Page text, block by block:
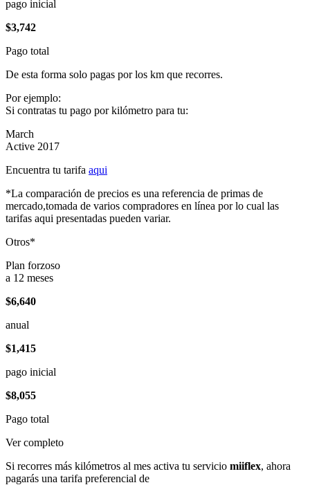
pago inicial
$3,742
Pago total
De esta forma solo pagas por los km que recorres.
Por ejemplo:
Si contratas tu pago por kilómetro para tu:
March
Active 2017
Encuentra tu tarifa aqui
*La comparación de precios es una referencia de primas de
mercado,tomada de varios compradores en línea por lo cual las
tarifas aqui presentadas pueden variar.
Otros*
Plan forzoso
a 12 meses
$6,640
anual
$1,415
pago inicial
$8,055
Pago total
Ver completo
Si recorres más kilómetros al mes activa tu servicio miiflex, ahora
pagarás una tarifa preferencial de